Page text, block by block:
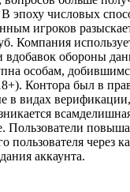
В эпоху числовых
игроков
Компания
вдобавок обороны
особам,
Контора был в
в видах
Пользователи
пользователя через
аккаунта.